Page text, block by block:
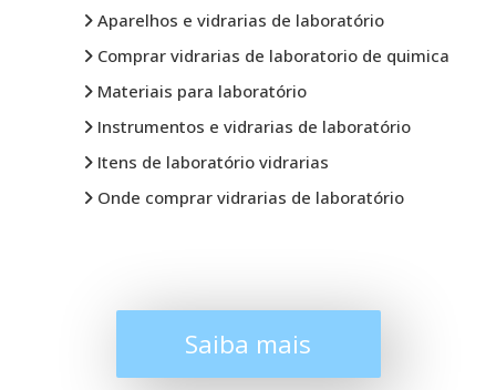
Aparelhos e vidrarias de laboratório
Comprar vidrarias de laboratorio de quimica
Materiais para laboratório
Instrumentos e vidrarias de laboratório
Itens de laboratório vidrarias
Onde comprar vidrarias de laboratório
Saiba mais